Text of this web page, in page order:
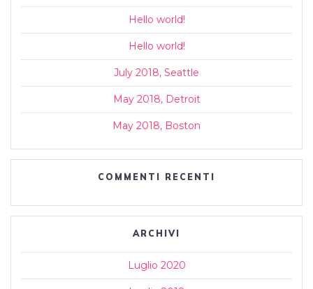
Hello world!
Hello world!
July 2018, Seattle
May 2018, Detroit
May 2018, Boston
COMMENTI RECENTI
ARCHIVI
Luglio 2020